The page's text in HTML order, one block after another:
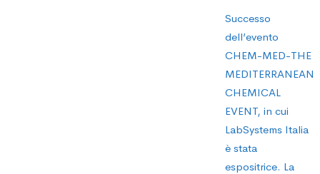
Successo
dell’evento
CHEM-MED-THE
MEDITERRANEAN
CHEMICAL
EVENT, in cui
LabSystems Italia
è stata
espositrice. La